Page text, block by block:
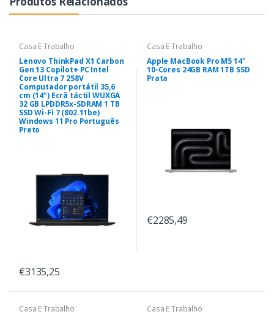
Casa E Trabalho
Lenovo ThinkPad X1 Carbon
Gen 13 Copilot+ PC Intel
Core Ultra 7 258V
Computador portátil 35,6
cm (14") Ecrã táctil WUXGA
32 GB LPDDR5x-SDRAM 1 TB
SSD Wi-Fi 7 (802.11be)
Windows 11 Pro Português
Preto
€3135,25
Casa E Trabalho
Apple MacBook Pro M5 14"
10-Cores 24GB RAM 1TB SSD
Prata
€2285,49
Casa E Trabalho
Casa E Trabalho